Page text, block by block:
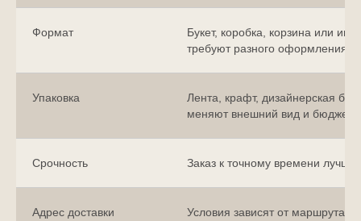
Формат
Букет, коробка, корзина или
требуют разного оформления
Упаковка
Лента, крафт, дизайнерская
меняют внешний вид и бюджет
Срочность Заказ к точному времени
Адрес доставки Условия зависят от маршрута и